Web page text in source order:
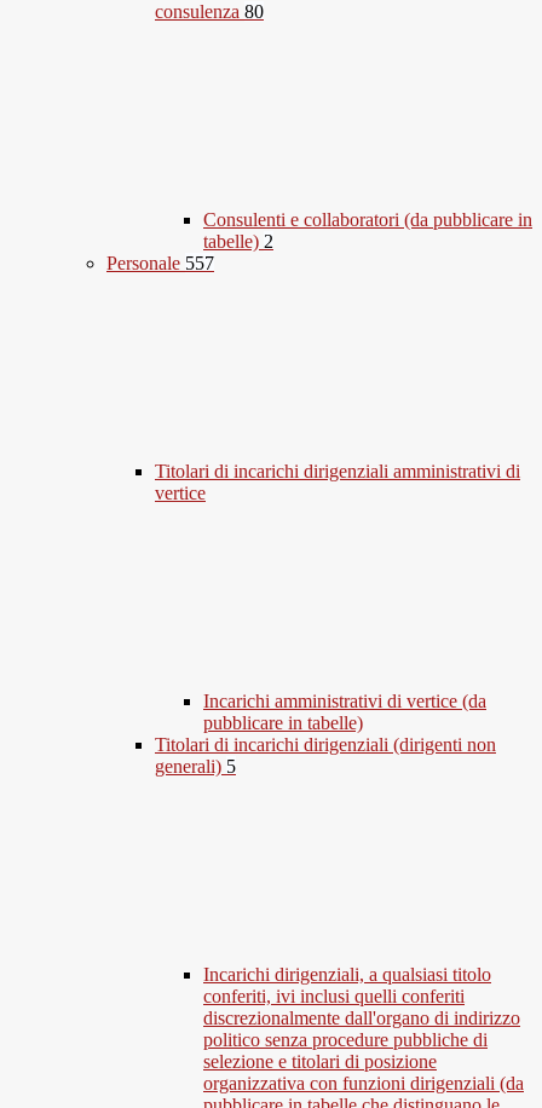
consulenza 80
Consulenti e collaboratori (da pubblicare in
tabelle) 2
Personale 557
Titolari di incarichi dirigenziali amministrativi di
vertice
Incarichi amministrativi di vertice (da
pubblicare in tabelle)
Titolari di incarichi dirigenziali (dirigenti non
generali) 5
Incarichi dirigenziali, a qualsiasi titolo
conferiti, ivi inclusi quelli conferiti
discrezionalmente dall'organo di indirizzo
politico senza procedure pubbliche di
selezione e titolari di posizione
organizzativa con funzioni dirigenziali (da